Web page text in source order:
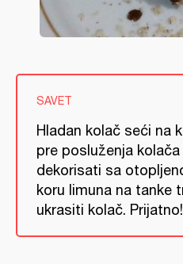
SAVET
Hladan kolač seći na
pre posluženja
dekorisati sa
koru limuna na tanke
ukrasiti kolač. Prijatno!